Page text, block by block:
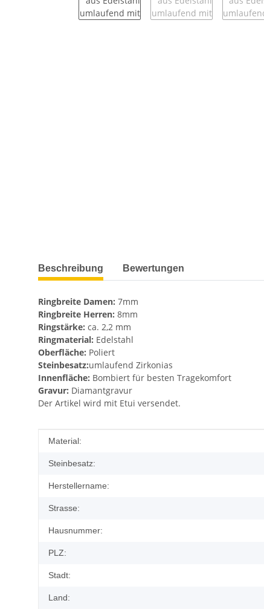
weitere Registerkarten anzeigen
Beschreibung Bewertungen
Ringbreite Damen: 7mm
Ringbreite Herren: 8mm
Ringstärke: ca. 2,2 mm
Ringmaterial: Edelstahl
Oberfläche: Poliert
Steinbesatz:umlaufend Zirkonias
Innenfläche: Bombiert für besten Tragekomfort
Gravur: Diamantgravur
Der Artikel wird mit Etui versendet.
Produkteigenschaft
Wert
Material:
Steinbesatz:
Herstellername:
Strasse:
Hausnummer:
PLZ:
Stadt:
Land: